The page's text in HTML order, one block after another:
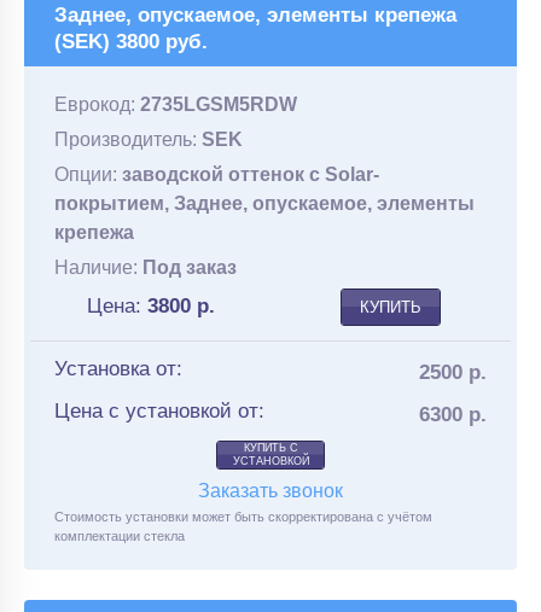
Заднее, опускаемое, элементы крепежа
(SEK) 3800 руб.
Еврокод: 2735LGSM5RDW
Производитель: SEK
Опции: заводской оттенок с Solar-
покрытием, Заднее, опускаемое, элементы
крепежа
Наличие: Под заказ
Цена: 3800 р. КУПИТЬ
Установка от:
2500 р.
Цена с установкой от:
6300 р.
КУПИТЬ С
УСТАНОВКОЙ
Заказать звонок
Стоимость установки может быть скорректирована с учётом
комплектации стекла